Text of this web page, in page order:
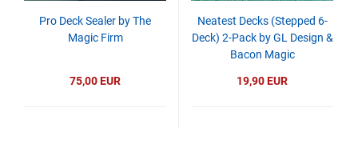
Pro Deck Sealer by The
Magic Firm
75,00 EUR
Neatest Decks (Stepped 6-
Deck) 2-Pack by GL Design &
Bacon Magic
19,90 EUR